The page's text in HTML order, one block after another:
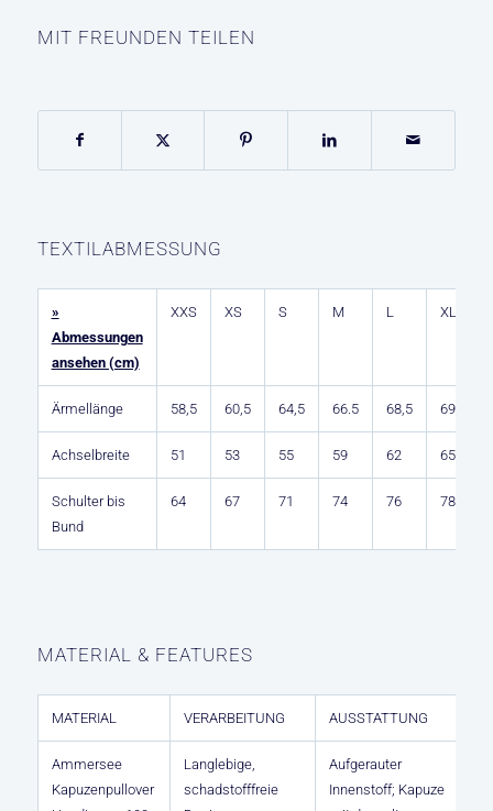
MIT FREUNDEN TEILEN
TEXTILABMESSUNG
»
Abmessungen
ansehen (cm)
XXS XS S M L XL
Ärmellänge 58,5 60,5 64,5 66.5 68,5 69
Achselbreite 51 53 55 59 62 65
Schulter bis
Bund
64 67 71 74 76 78
MATERIAL & FEATURES
MATERIAL VERARBEITUNG AUSSTATTUNG
Ammersee
Kapuzenpullover
Langlebige,
schadstofffreie
Aufgerauter
Innenstoff; Kapuze